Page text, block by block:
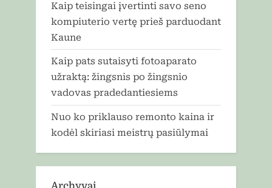
Kaip teisingai įvertinti savo seno
kompiuterio vertę prieš parduodant
Kaune
Kaip pats sutaisyti fotoaparato
užraktą: žingsnis po žingsnio
vadovas pradedantiesiems
Nuo ko priklauso remonto kaina ir
kodėl skiriasi meistrų pasiūlymai